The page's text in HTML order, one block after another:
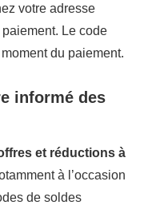
votre adresse
Le code
du paiement.
informé des
et réductions à
à l’occasion
de soldes